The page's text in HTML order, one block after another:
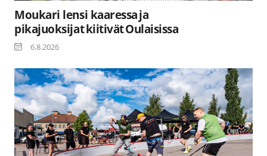
Moukari lensi kaaressa ja
pikajuoksijat kiitivät Oulaisissa
6.8.2026